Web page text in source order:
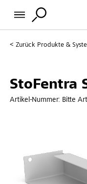
Zurück Produkte &
StoFentra
Artikel-Nummer: Bitte